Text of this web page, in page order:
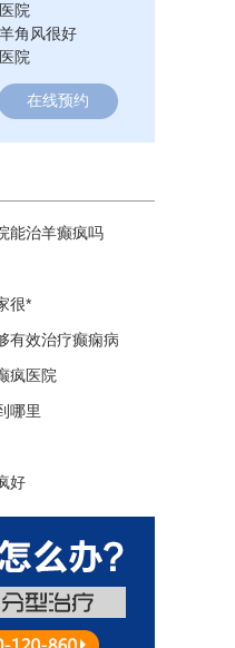
院
角风很好
院
在线预约
能治羊癫疯吗
很*
有效治疗癫痫病
疯医院
哪里
好